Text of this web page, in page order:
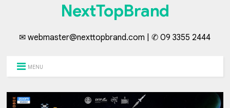
NextTopBrand
✉ webmaster@nexttopbrand.com | ✆ 09 3355 2444
MENU